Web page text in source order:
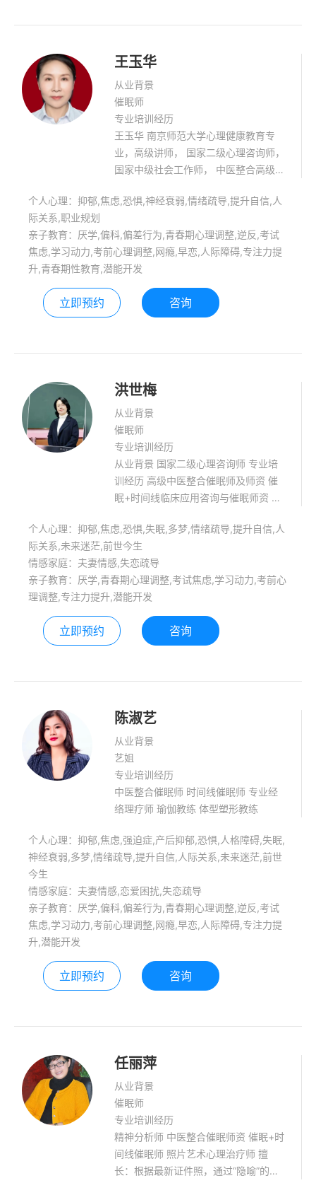
王玉华
从业背景
催眠师
专业培训经历
王玉华 南京师范大学心理健康教育专
业，高级讲师， 国家二级心理咨询师，
国家中级社会工作师， 中医整合高级催
级指导师，中学专职心理教师， 精神动
个人心理：抑郁,焦虑,恐惧,神经衰弱,情绪疏导,提升自信,人
际关系,职业规划
亲子教育：厌学,偏科,偏差行为,青春期心理调整,逆反,考试
焦虑,学习动力,考前心理调整,网瘾,早恋,人际障碍,专注力提
升,青春期性教育,潜能开发
立即预约 咨询
洪世梅
从业背景
催眠师
专业培训经历
从业背景 国家二级心理咨询师 专业培
训经历 高级中医整合催眠师及师资 催
眠+时间线临床应用咨询与催眠师资 静
理咨询师 静心能量禅舞导师 学习能力
训练师 家庭教育咨询师 擅长领域: 情感
类，过往创伤事件处理，前世今生，自
信提升，静心能量疗愈。 青少年心理健
康辅导，亲子教育：厌学,偏科,偏差行
为,青春期心理调整,逆反,考试焦虑,学习
动力,考前心理调整,早恋,人际障碍,专注
个人心理：抑郁,焦虑,恐惧,失眠,多梦,情绪疏导,提升自信,人
际关系,未来迷茫,前世今生
情感家庭：夫妻情感,失恋疏导
亲子教育：厌学,青春期心理调整,考试焦虑,学习动力,考前心
理调整,专注力提升,潜能开发
立即预约 咨询
陈淑艺
从业背景
艺姐
专业培训经历
中医整合催眠师 时间线催眠师 专业经
络理疗师 瑜伽教练 体型塑形教练
个人心理：抑郁,焦虑,强迫症,产后抑郁,恐惧,人格障碍,失眠,
神经衰弱,多梦,情绪疏导,提升自信,人际关系,未来迷茫,前世
今生
情感家庭：夫妻情感,恋爱困扰,失恋疏导
亲子教育：厌学,偏科,偏差行为,青春期心理调整,逆反,考试
焦虑,学习动力,考前心理调整,网瘾,早恋,人际障碍,专注力提
升,潜能开发
立即预约 咨询
任丽萍
从业背景
催眠师
专业培训经历
精神分析师 中医整合催眠师资 催眠+时
间线催眠师 照片艺术心理治疗师 擅
长：根据最新证件照，通过“隐喻”的言